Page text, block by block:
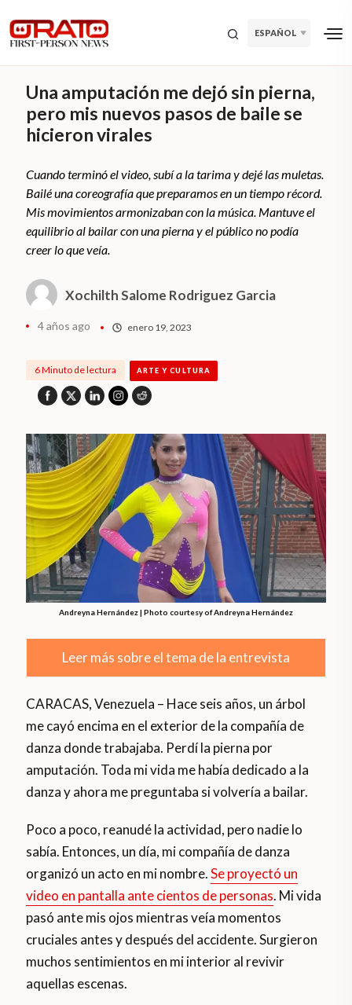
ESPAÑOL
Una amputación me dejó sin pierna,
pero mis nuevos pasos de baile se
hicieron virales
Cuando terminó el video, subí a la tarima y dejé las muletas.
Bailé una coreografía que preparamos en un tiempo récord.
Mis movimientos armonizaban con la música. Mantuve el
equilibrio al bailar con una pierna y el público no podía
creer lo que veía.
Xochilth Salome Rodriguez Garcia
4 años ago enero 19, 2023
6 Minuto de lectura ARTE Y CULTURA
Andreyna Hernández | Photo courtesy of Andreyna Hernández
Leer más sobre el tema de la entrevista
CARACAS, Venezuela – Hace seis años, un árbol
me cayó encima en el exterior de la compañía de
danza donde trabajaba. Perdí la pierna por
amputación. Toda mi vida me había dedicado a la
danza y ahora me preguntaba si volvería a bailar.
Poco a poco, reanudé la actividad, pero nadie lo
sabía. Entonces, un día, mi compañía de danza
organizó un acto en mi nombre.Se proyectó un
video en pantalla ante cientos de personas. Mi vida
pasó ante mis ojos mientras veía momentos
cruciales antes y después del accidente. Surgieron
muchos sentimientos en mi interior al revivir
aquellas escenas.